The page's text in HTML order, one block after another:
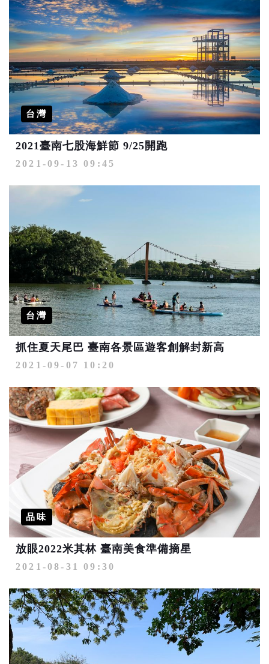
台灣
2021臺南七股海鮮節 9/25開跑
2021-09-13 09:45
台灣
抓住夏天尾巴 臺南各景區遊客創解封新高
2021-09-07 10:20
品味
放眼2022米其林 臺南美食準備摘星
2021-08-31 09:30